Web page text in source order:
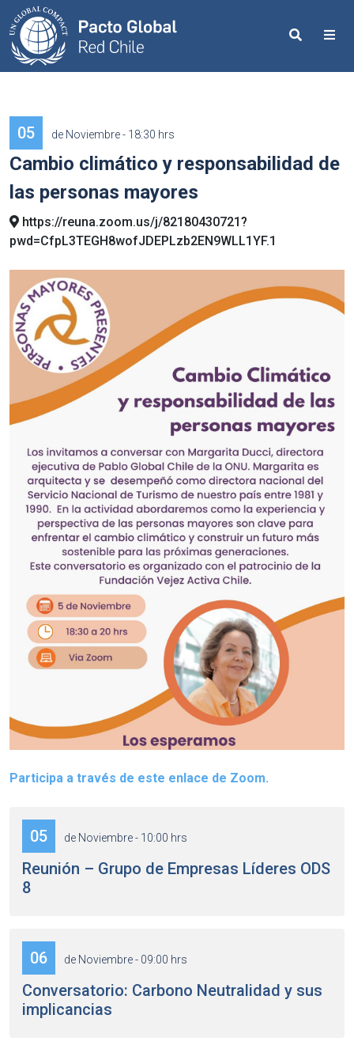
Search
05 de Noviembre - 18:30 hrs
Cambio climático y responsabilidad de
las personas mayores
https://reuna.zoom.us/j/82180430721?
pwd=CfpL3TEGH8wofJDEPLzb2EN9WLL1YF.1
Participa a través de este enlace de Zoom.
05 de Noviembre - 10:00 hrs
Reunión – Grupo de Empresas Líderes ODS
8
06 de Noviembre - 09:00 hrs
Conversatorio: Carbono Neutralidad y sus
implicancias